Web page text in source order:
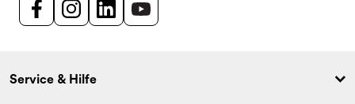
Service & Hilfe